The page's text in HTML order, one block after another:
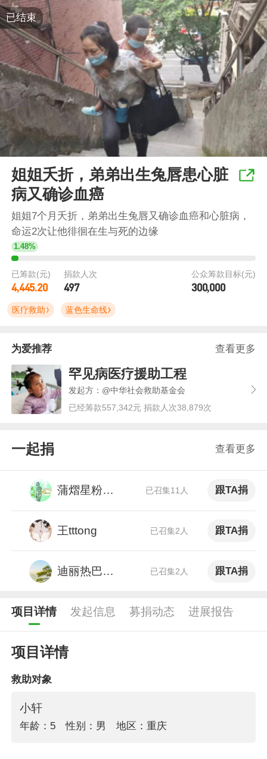
已结束
姐姐夭折，弟弟出生兔唇患心脏
病又确诊血癌
姐姐7个月夭折，弟弟出生兔唇又确诊血癌和心脏病，
命运2次让他徘徊在生与死的边缘
1.48%
已筹款(元)
4,445.20
捐款人次
497
公众筹款目标(元)
300,000
医疗救助 蓝色生命线
查看更多
为爱推荐
罕见病医疗援助工程
发起方：@中华社会救助基金会
已经筹款557,342元 捐款人次38,879次
查看更多
一起捐
蒲熠星粉丝公益小队 已召集11人 跟TA捐
王tttong 已召集2人 跟TA捐
迪丽热巴粉丝 已召集2人 跟TA捐
项目详情 发起信息 募捐动态 进展报告
项目详情
救助对象
小轩
年龄：5 性别：男 地区：重庆